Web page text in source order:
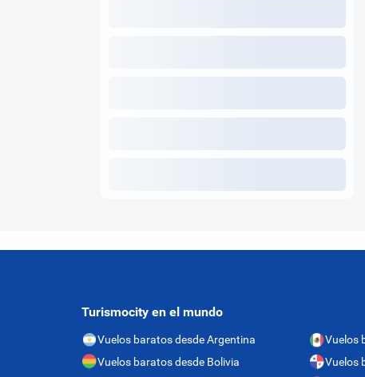
Turismocity en el mundo
Vuelos baratos desde Argentina
Vuelos baratos desde Bolivia
Vuelos
Vuelos